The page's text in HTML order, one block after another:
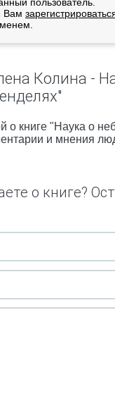
Вам
Колина -
о книге "Наука о
и мнения
о книге?